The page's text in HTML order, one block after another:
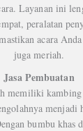
Layanan ini
peralatan
acara
juga meriah.
Jasa Pembuatan
memiliki
menjadi
bumbu khas